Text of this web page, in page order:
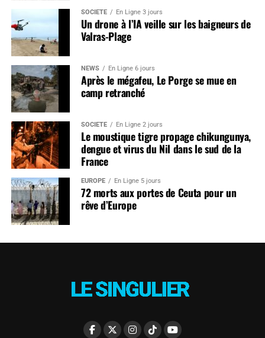
SOCIÉTÉ En Ligne 3 jours
Un drone à l’IA veille sur les baigneurs de
Valras-Plage
NEWS En Ligne 6 jours
Après le mégafeu, Le Porge se mue en
camp retranché
SOCIÉTÉ En Ligne 2 jours
Le moustique tigre propage chikungunya,
dengue et virus du Nil dans le sud de la
France
EUROPE En Ligne 5 jours
72 morts aux portes de Ceuta pour un
rêve d’Europe